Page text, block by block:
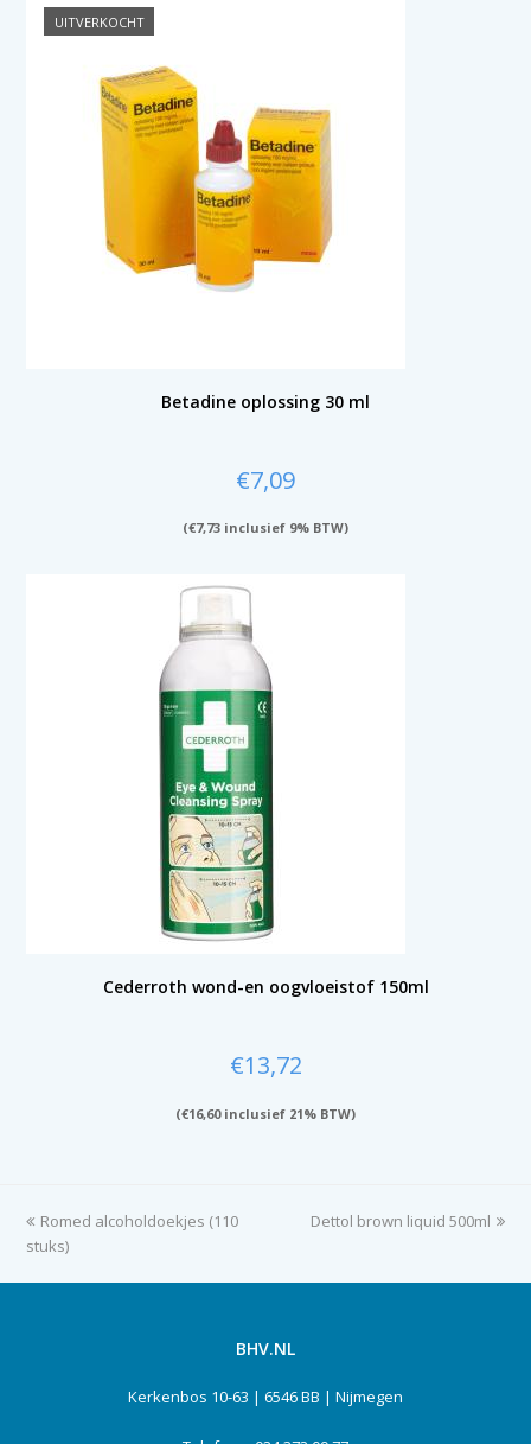
UITVERKOCHT
Betadine oplossing 30 ml
€7,09
(€7,73 inclusief 9% BTW)
Cederroth wond-en oogvloeistof 150ml
€13,72
(€16,60inclusief 21% BTW)
previous
post:
Romed alcoholdoekjes (110
stuks)
next
Dettol brown liquid 500ml
BHV.NL
Kerkenbos 10-63 | 6546 BB | Nijmegen